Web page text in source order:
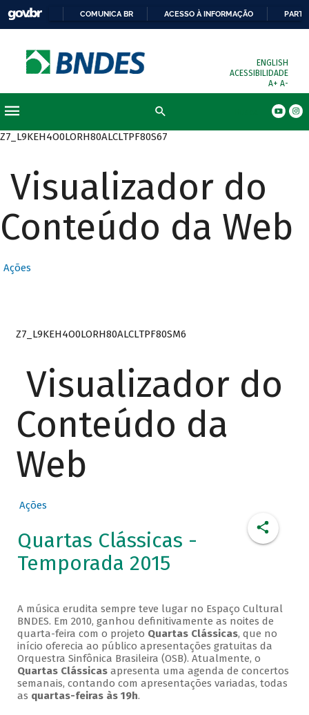
COMUNICA BR ACESSO À INFORMAÇÃO
ENGLISH
ACESSIBILIDADE
A+ A-
Z7_L9KEH4O0LORH80ALCLTPF80S67
Visualizador do
Conteúdo da Web
Ações
Z7_L9KEH4O0LORH80ALCLTPF80SM6
Visualizador do
Conteúdo da
Web
Ações
Quartas Clássicas -
Temporada 2015
A música erudita sempre teve lugar no Espaço Cultural
BNDES. Em 2010, ganhou definitivamente as noites de
quarta-feira com o projeto Quartas Clássicas, que no
início oferecia ao público apresentações gratuitas da
Orquestra Sinfônica Brasileira (OSB). Atualmente, o
Quartas Clássicasapresenta uma agenda de concertos
semanais, contando com apresentações variadas, todas
as quartas-feiras às 19h.